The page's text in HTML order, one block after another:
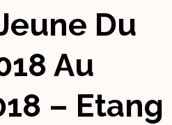
Du
Au
– Etang